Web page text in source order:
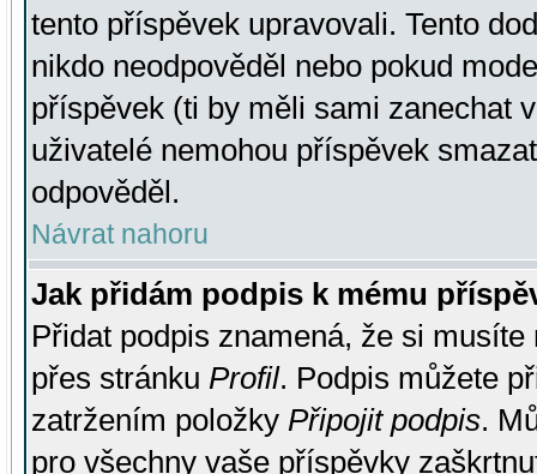
tento příspěvek upravovali. Tento
nikdo neodpověděl nebo pokud
příspěvek (ti by měli sami zanechat
uživatelé nemohou příspěvek
odpověděl.
Návrat nahoru
Jak přidám podpis k mému
Přidat podpis znamená, že si
přes stránku Profil. Podpis můžete
zatržením položky Připojit podpis.
pro všechny vaše příspěvky